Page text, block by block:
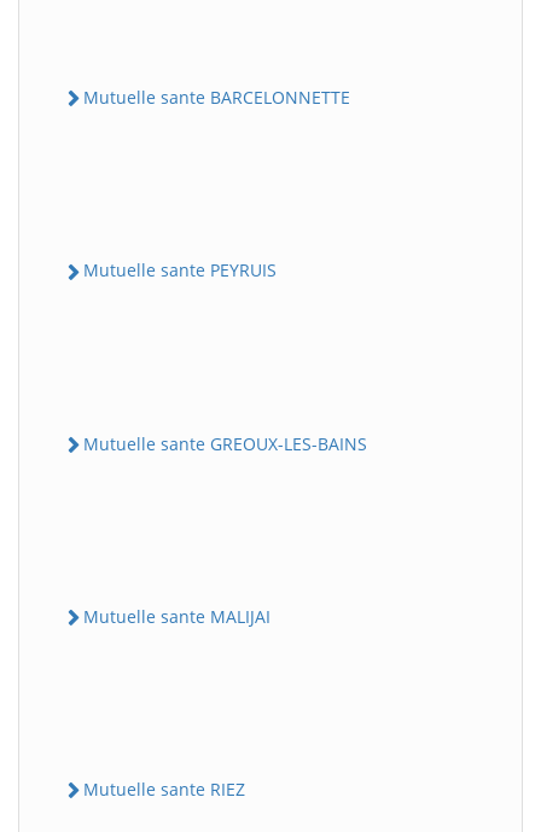
Mutuelle sante BARCELONNETTE
Mutuelle sante PEYRUIS
Mutuelle sante GREOUX-LES-BAINS
Mutuelle sante MALIJAI
Mutuelle sante RIEZ